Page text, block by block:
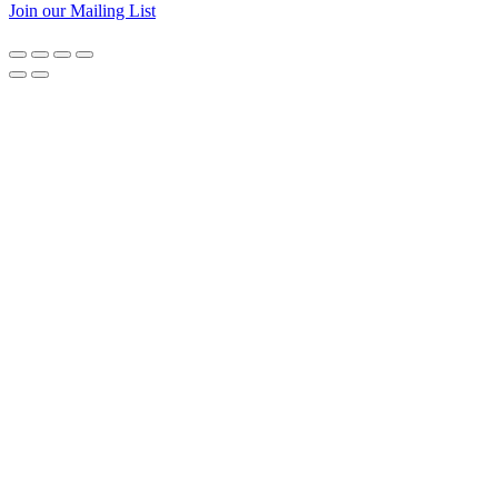
Join our Mailing List